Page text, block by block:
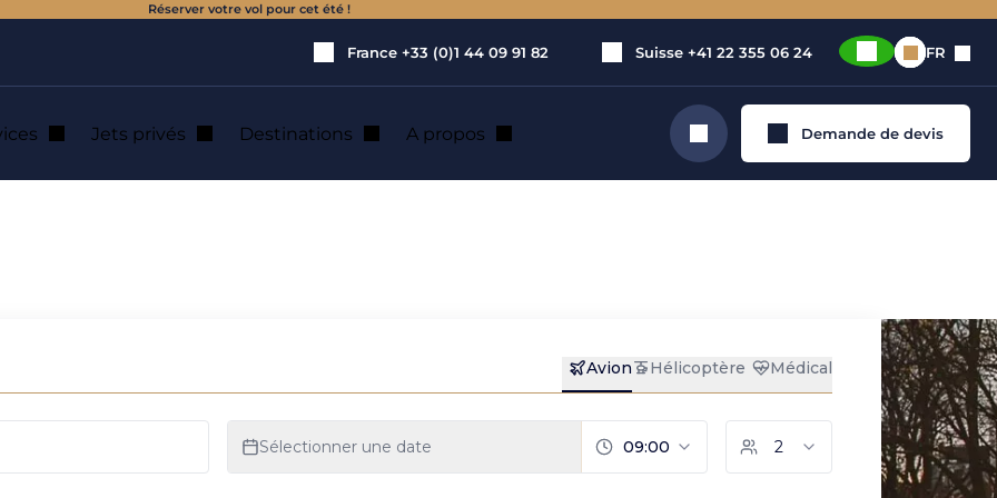
Réserver votre vol pour cet été !
France +33 (0)1 44 09 91 82 Suisse +41 22 355 06 24 FR
Jets privés Destinations A propos Rechercher Demande de devis